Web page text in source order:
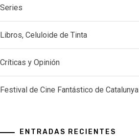
Series
Libros, Celuloide de Tinta
Críticas y Opinión
Festival de Cine Fantástico de Catalunya
ENTRADAS RECIENTES